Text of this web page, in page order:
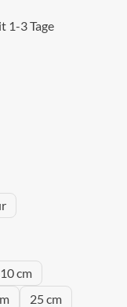
1-3 Tage
10 cm
25 cm